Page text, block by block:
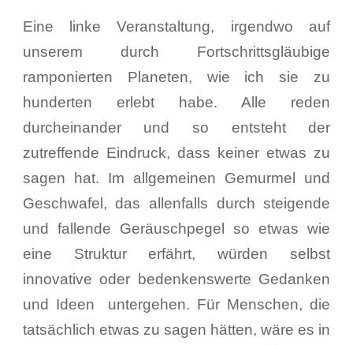
Eine linke Veranstaltung, irgendwo auf
unserem durch Fortschrittsgläubige
ramponierten Planeten, wie ich sie zu
hunderten erlebt habe. Alle reden
durcheinander und so entsteht der
zutreffende Eindruck, dass keiner etwas zu
sagen hat. Im allgemeinen Gemurmel und
Geschwafel, das allenfalls durch steigende
und fallende Geräuschpegel so etwas wie
eine Struktur erfährt, würden selbst
innovative oder bedenkenswerte Gedanken
und Ideen untergehen. Für Menschen, die
tatsächlich etwas zu sagen hätten, wäre es in